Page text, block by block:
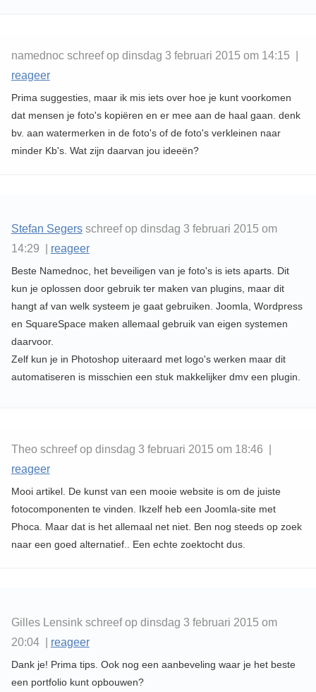
namednoc schreef op dinsdag 3 februari 2015 om 14:15 |
reageer
Prima suggesties, maar ik mis iets over hoe je kunt voorkomen
dat mensen je foto's kopiëren en er mee aan de haal gaan. denk
bv. aan watermerken in de foto's of de foto's verkleinen naar
minder Kb's. Wat zijn daarvan jou ideeën?
Stefan Segersschreef op dinsdag 3 februari 2015 om
14:29 | reageer
Beste Namednoc, het beveiligen van je foto's is iets aparts. Dit
kun je oplossen door gebruik ter maken van plugins, maar dit
hangt af van welk systeem je gaat gebruiken. Joomla, Wordpress
en SquareSpace maken allemaal gebruik van eigen systemen
daarvoor.
Zelf kun je in Photoshop uiteraard met logo's werken maar dit
automatiseren is misschien een stuk makkelijker dmv een plugin.
Theo schreef op dinsdag 3 februari 2015 om 18:46 |
reageer
Mooi artikel. De kunst van een mooie website is om de juiste
fotocomponenten te vinden. Ikzelf heb een Joomla-site met
Phoca. Maar dat is het allemaal net niet. Ben nog steeds op zoek
naar een goed alternatief.. Een echte zoektocht dus.
Gilles Lensink schreef op dinsdag 3 februari 2015 om
20:04 | reageer
Dank je! Prima tips. Ook nog een aanbeveling waar je het beste
een portfolio kunt opbouwen?